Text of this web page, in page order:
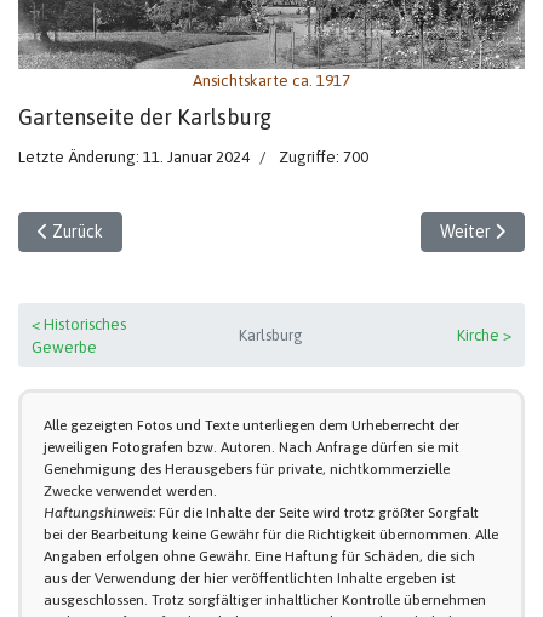
Ansichtskarte ca. 1917
Gartenseite der Karlsburg
Letzte Änderung: 11. Januar 2024 Zugriffe: 700
Vorheriger Beitrag: Karlsburg ca. 1917 (1)
Zurück Nächster
Weiter
< Historisches
Gewerbe
Karlsburg Kirche >
Alle gezeigten Fotos und Texte unterliegen dem Urheberrecht der
jeweiligen Fotografen bzw. Autoren. Nach Anfrage dürfen sie mit
Genehmigung des Herausgebers für private, nichtkommerzielle
Zwecke verwendet werden.
Haftungshinweis: Für die Inhalte der Seite wird trotz größter Sorgfalt
bei der Bearbeitung keine Gewähr für die Richtigkeit übernommen. Alle
Angaben erfolgen ohne Gewähr. Eine Haftung für Schäden, die sich
aus der Verwendung der hier veröffentlichten Inhalte ergeben ist
ausgeschlossen. Trotz sorgfältiger inhaltlicher Kontrolle übernehmen